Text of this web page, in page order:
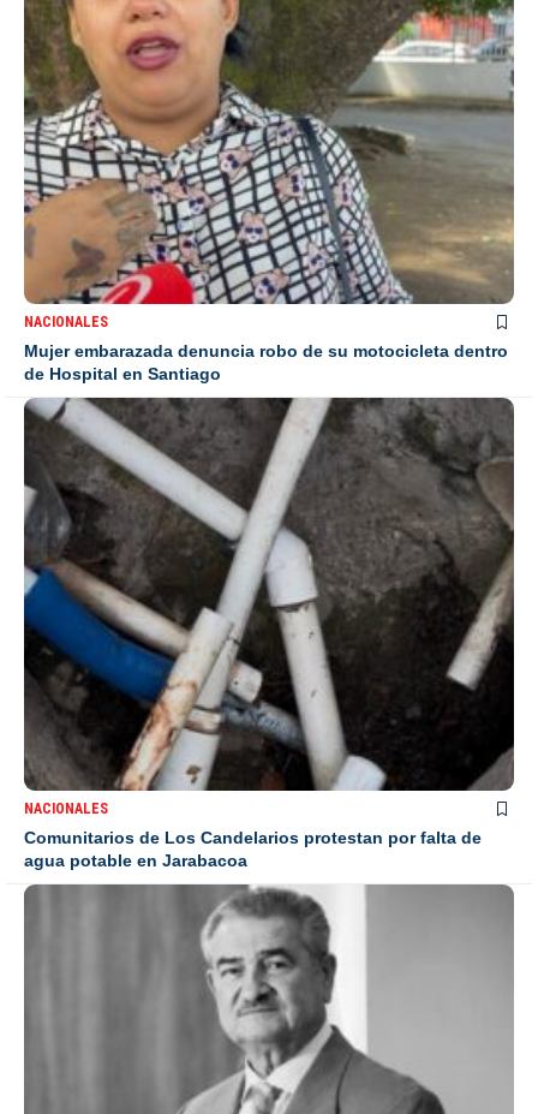
NACIONALES
Mujer embarazada denuncia robo de su motocicleta dentro
de Hospital en Santiago
NACIONALES
Comunitarios de Los Candelarios protestan por falta de
agua potable en Jarabacoa